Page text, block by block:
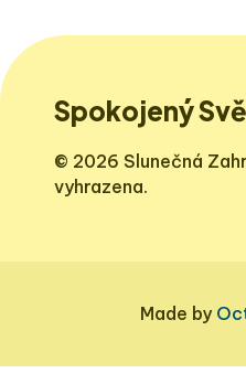
Spokojený
© 2026 Slunečná
vyhrazena.
Made by